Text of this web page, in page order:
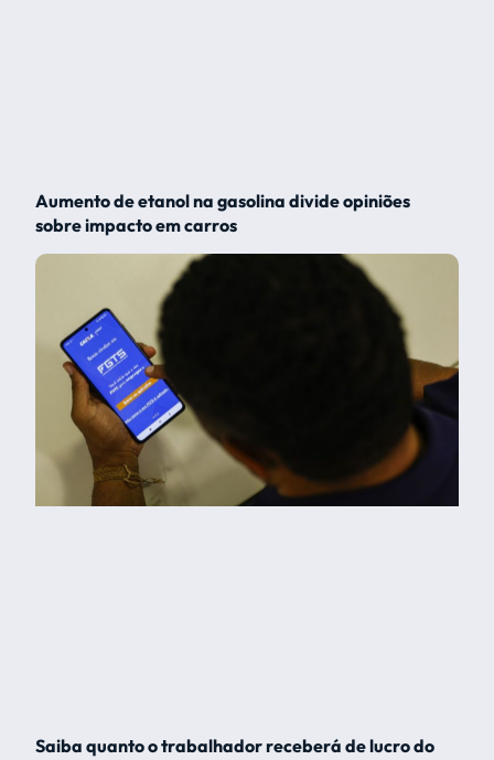
Aumento de etanol na gasolina divide opiniões
sobre impacto em carros
Saiba quanto o trabalhador receberá de lucro do